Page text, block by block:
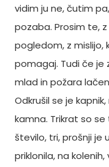
vidim ju ne, čutim
pozaba. Prosim te,
pogledom, z mislijo,
pomagaj. Tudi če je
mlad in požara
Odkrušil se je
kamna. Trikrat so
število, tri, prošnji je
priklonila, na